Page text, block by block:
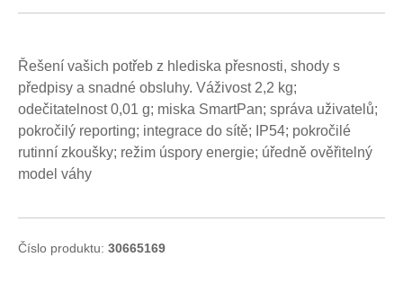
Řešení vašich potřeb z hlediska přesnosti, shody s
předpisy a snadné obsluhy. Váživost 2,2 kg;
odečitatelnost 0,01 g; miska SmartPan; správa uživatelů;
pokročilý reporting; integrace do sítě; IP54; pokročilé
rutinní zkoušky; režim úspory energie; úředně ověřitelný
model váhy
Číslo produktu: 30665169